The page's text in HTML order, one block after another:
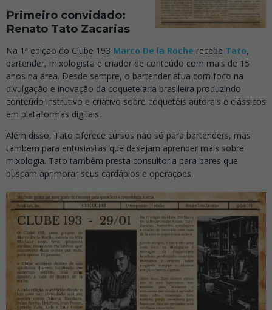
Primeiro convidado:
Renato Tato Zacarias
Na 1ª edição do Clube 193 Marco De la Roche recebe Tato,
bartender, mixologista e criador de conteúdo com mais de 15
anos na área. Desde sempre, o bartender atua com foco na
divulgação e inovação da coquetelaria brasileira produzindo
conteúdo instrutivo e criativo sobre coquetéis autorais e clássicos
em plataformas digitais.
Além disso, Tato oferece cursos não só para bartenders, mas
também para entusiastas que desejam aprender mais sobre
mixologia. Tato também presta consultoria para bares que
buscam aprimorar seus cardápios e operações.